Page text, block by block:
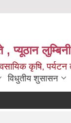
, प्यूठान
कृषि, पर्यटन
विधुतीय शुसासन